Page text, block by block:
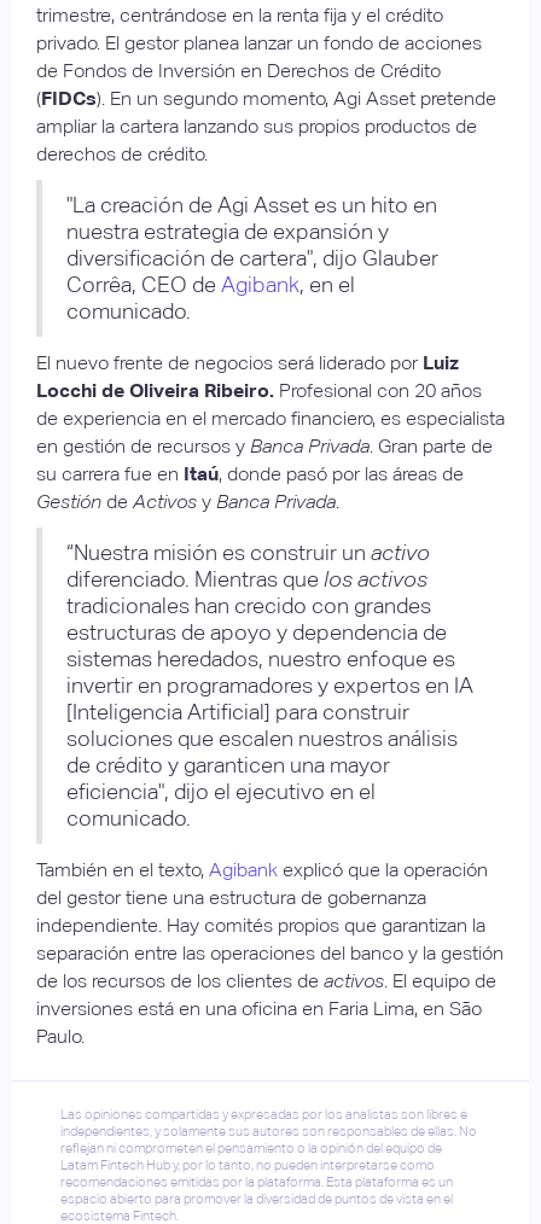
trimestre, centrándose en la renta fija y el crédito
privado. El gestor planea lanzar un fondo de acciones
de Fondos de Inversión en Derechos de Crédito
(FIDCs). En un segundo momento, Agi Asset pretende
ampliar la cartera lanzando sus propios productos de
derechos de crédito.
"La creación de Agi Asset es un hito en
nuestra estrategia de expansión y
diversificación de cartera", dijo Glauber
Corrêa, CEO deAgibank, en el
comunicado.
El nuevo frente de negocios será liderado por Luiz
Locchi de Oliveira Ribeiro. Profesional con 20 años
de experiencia en el mercado financiero, es especialista
en gestión de recursos y Banca Privada . Gran parte de
su carrera fue en Itaú, donde pasó por las áreas de
Gestión de Activos y Banca Privada
“Nuestra misión es construir un activo
diferenciado. Mientras que los activos
tradicionales han crecido con grandes
estructuras de apoyo y dependencia de
sistemas heredados, nuestro enfoque es
invertir en programadores y expertos en IA
[Inteligencia Artificial] para construir
soluciones que escalen nuestros análisis
de crédito y garanticen una mayor
eficiencia", dijo el ejecutivo en el
comunicado.
También en el texto, Agibank explicó que la operación
del gestor tiene una estructura de gobernanza
independiente. Hay comités propios que garantizan la
separación entre las operaciones del banco y la gestión
de los recursos de los clientes de activos . El equipo de
inversiones está en una oficina en Faria Lima, en São
Paulo.
Las opiniones compartidas y expresadas por los analistas son libres e
independientes, y solamente sus autores son responsables de ellas. No
reflejan ni comprometen el pensamiento o la opinión del equipo de
Latam Fintech Hub y, por lo tanto, no pueden interpretarse como
recomendaciones emitidas por la plataforma. Esta plataforma es un
espacio abierto para promover la diversidad de puntos de vista en el
ecosistema Fintech.